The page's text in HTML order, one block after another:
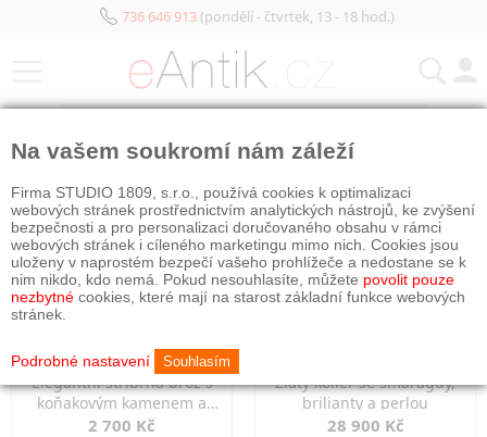
736 646 913(pondělí - čtvrtek, 13 - 18 hod.)
Elegantní stříbrná brož s
koňakovým kamenem a
markazity
2 700 Kč
Zlatý kolier se smaragdy,
brilianty a perlou
28 900 Kč
Na vašem soukromí nám záleží
Firma STUDIO 1809, s.r.o., používá cookies k optimalizaci
webových stránek prostřednictvím analytických nástrojů, ke zvýšení
bezpečnosti a pro personalizaci doručovaného obsahu v rámci
webových stránek i cíleného marketingu mimo nich. Cookies jsou
uloženy v naprostém bezpečí vašeho prohlížeče a nedostane se k
nim nikdo, kdo nemá. Pokud nesouhlasíte, můžete povolit pouze
nezbytné cookies, které mají na starost základní funkce webových
stránek.
Podrobné nastavení Souhlasím